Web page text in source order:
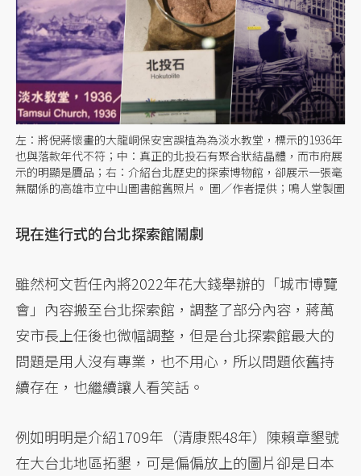
左：將倪蔣懷畫的大龍峒保安宮誤植為為淡水教堂，標示的1936年
也與落款年代不符；中：真正的北投石有聚合狀結晶體，而市府展
示的明顯是贗品；右：介紹台北歷史的探索博物館，卻展示一張毫
無關係的高雄市立中山圖書館舊照片。 圖／作者提供；鳴人堂製圖
現在進行式的台北探索館鬧劇
雖然柯文哲任內將2022年花大錢舉辦的「城市博覽
會」內容搬至台北探索館，調整了部分內容，蔣萬
安市長上任後也微幅調整，但是台北探索館最大的
問題是用人沒有專業，也不用心，所以問題依舊持
續存在，也繼續讓人看笑話。
例如明明是介紹1709年（清康熙48年）陳賴章墾號
在大台北地區拓墾，可是偏偏放上的圖片卻是日本